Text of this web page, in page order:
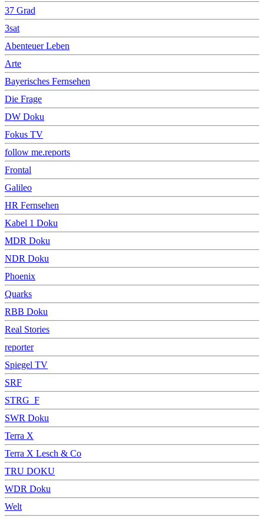
37 Grad
3sat
Abenteuer Leben
Arte
Bayerisches Fernsehen
Die Frage
DW Doku
Fokus TV
follow me.reports
Frontal
Galileo
HR Fernsehen
Kabel 1 Doku
MDR Doku
NDR Doku
Phoenix
Quarks
RBB Doku
Real Stories
reporter
Spiegel TV
SRF
STRG_F
SWR Doku
Terra X
Terra X Lesch & Co
TRU DOKU
WDR Doku
Welt